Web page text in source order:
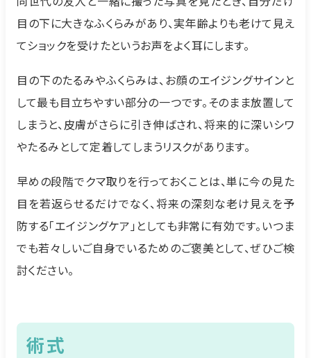
目の下に大きなふくらみがあり、実年齢よりも老けて見え
てショックを受けたというお声をよく耳にします。
目の下のたるみやふくらみは、お顔のエイジングサインと
して最も目立ちやすい部分の一つです。そのまま放置して
しまうと、皮膚がさらに引き伸ばされ、将来的に深いシワ
やたるみとして定着してしまうリスクがあります。
早めの段階でクマ取りを行っておくことは、単に今の見た
目を若返らせるだけでなく、将来の深刻な老け見えを予
防する「エイジングケア」としても非常に有効です。いつま
でも若々しいご自身でいるためのご褒美として、ぜひご検
討ください。
術式